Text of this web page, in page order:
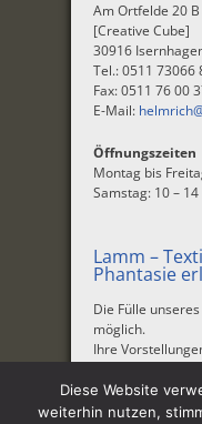
Am Ortfelde 20 B
[Creative Cube]
30916
Tel.: 0511 73066
Fax: 0511 76 00
E-Mail:
Öffnungszeiten
Montag bis
Samstag: 10 –
Lamm –
Phantasie
Die Fülle
möglich.
Ihre
Unternehmen|
Diese Website
weiterhin nutzen,